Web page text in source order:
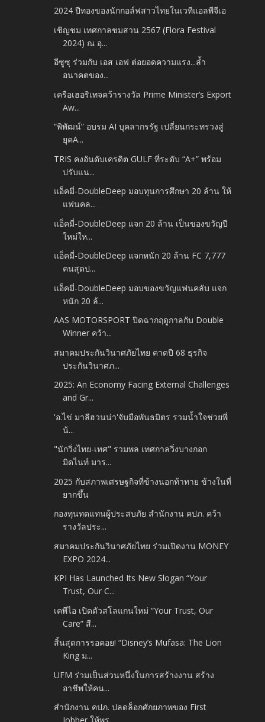
2024 ปีทองของนักกอล์ฟสาวไทยในเวทีแอลพีจีเอ
เชิญชม เทศกาลชมสวน 2567 (Flora Festival
2024) ณ อุ...
อีซูซุ ร่วมกับ เอส เอฟ ต่อยอดความแรง...ล้ำ
อนาคตของ...
เครือเฮอริเทจคว้ารางวัล Prime Minister’s Export
Aw...
“พิพัฒน์” อบรม AI บุคลากรรัฐ เปลี่ยนกระทรวงสู่
ยุคA...
TRIS คงอันดับเครดิต GULF ที่ระดับ “A+” พร้อม
ปรับแน...
แอ็คมี่-DoubleDeep มอบทุนการศึกษา 20 ล้าน ให้
แฟนคล...
แอ็คมี่-DoubleDeep แจก 20 ล้าน เป็นของขวัญปี
ใหม่ให...
แอ็คมี่-DoubleDeep แจกหนัก 20 ล้าน FC 7,777
คนสุดป...
แอ็คมี่-DoubleDeep มอบของขวัญแฟนคลับ แจก
หนัก 20 ล้...
AAS MOTORSPORT ปิดฉากฤดูกาลกับ Double
Winner คว้า...
สมาคมประกันวินาศภัยไทย คาดปี 68 ธุรกิจ
ประกันวินาศภ...
2025: An Economy Facing External Challenges
and Gr...
'อ.ไข่ มาลีฮวนน่า'จับมือพันธมิตร รวมน้ำใจช่วยพี่
น้...
"นักวิ่งไทย-เทศ" รวมพล เทศกาลวิ่งบางกอก
มิดไนท์ มาร...
2025 กับสภาพเศรษฐกิจที่ข้างนอกท้าทาย ข้างในที่
ยากขึ้น
กองทุนทดแทนผู้ประสบภัย สำนักงาน คปภ. คว้า
รางวัลประ...
สมาคมประกันวินาศภัยไทย ร่วมเปิดงาน MONEY
EXPO 2024...
KPI Has Launched Its New Slogan “Your
Trust, Our C...
เคพีไอ เปิดตัวสโลแกนใหม่ “Your Trust, Our
Care” สื...
สิ้นสุดการรอคอย! “Disney’s Mufasa: The Lion
King ม...
UFM ร่วมเป็นส่วนหนึ่งในการสร้างงาน สร้าง
อาชีพให้คน...
สำนักงาน คปภ. ปลดล็อกศักยภาพของ First